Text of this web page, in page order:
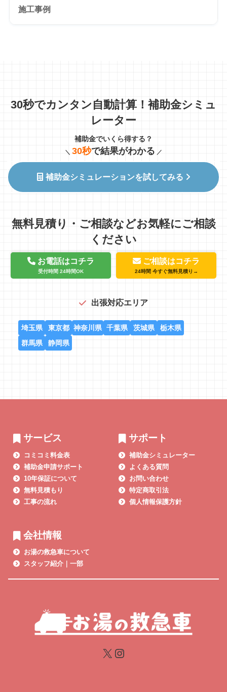
施工事例
30秒でカンタン自動計算！補助金シミュ
レーター
補助金でいくら得する？
＼ 30秒で結果がわかる ／
補助金シミュレーションを試してみる
無料見積り・ご相談などお気軽にご相談
ください
お電話はコチラ
受付時間 24時間OK
ご相談はコチラ
24時間 今すぐ無料見積り→
出張対応エリア
埼玉県 東京都 神奈川県 千葉県 茨城県
栃木県
群馬県
静岡県
サービス
コミコミ料金表
補助金申請サポート
10年保証について
無料見積もり
工事の流れ
サポート
補助金シミュレーター
よくある質問
お問い合わせ
特定商取引法
個人情報保護方針
会社情報
お湯の救急車について
スタッフ紹介｜一部